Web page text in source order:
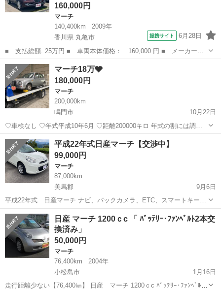
160,000円
マーチ
140,400km
2009年
香川県 丸亀市
提携サイト 6月28日
■ 支払総額: 25万円 ■ 車両本体価格： 160,000 円 ■ メーカー
名： 日産 ■ 車種名： マーチ ■ グレード名： ボレロ メモリ
ーナビ フルセグ Ｂｌｕｅｔｏｏｔｈ接続 バックカメラ オート
エアコン オート...
香川 丸亀市
マーチ18万🩶
180,000円
マーチ
200,000km
鳴門市
10月22日
♡車検なし ♡年式平成10年6月 ♡距離200000キロ 年式の割には調子
悪いとこもなく普通に走れます 名義変更は徳島県の方は5000円 香川
県の方は10000円でします 希望ナンバーの場合は別費用となります🙇‍♀️
...
徳島 鳴門市 マーチ 距離
平成22年式日産マーチ【交渉中】
99,000円
マーチ
87,000km
美馬郡
9月6日
平成22年式 日産マーチ ナビ、バックカメラ、ETC、スマートキー2
本 車検 令和3年11月29日まで 走行 約87000km 内外装、機関ともに
良好ですが、保証はできませんので現車確認をお願いします。試乗も
可能です。 今年...
徳島 美馬郡 マーチ
日産 マーチ 1200ｃc 「 ﾊﾞｯﾃﾘｰ･ﾌｧﾝﾍﾞﾙﾄ2本交
換済み」
50,000円
マーチ
76,400km
2004年
小松島市
1月16日
走行距離少ない【76,400㎞】 日産 マーチ 1200ｃc ﾊﾞｯﾃﾘｰ･ﾌｧﾝﾍﾞﾙﾄ2